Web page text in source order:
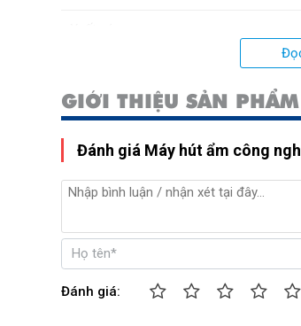
GIỚI THIỆU SẢN PHẨM
Đánh giá Máy hút ẩm công
Đánh giá: